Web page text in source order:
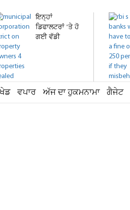
ਇਨ੍ਹਾਂ
ਡਿਫਾਲਟਰਾਂ 'ਤੇ ਹੋ
ਗਈ ਵੱਡੀ
ਖੇਡ ਵਪਾਰ ਅੱਜ ਦਾ ਹੁਕਮਨਾਮਾ ਗੈਜੇਟ